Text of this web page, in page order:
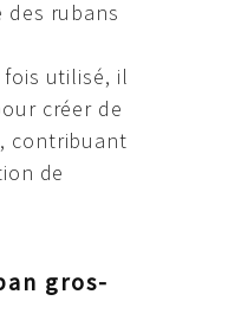
des rubans
utilisé, il
créer de
contribuant
de
gros-